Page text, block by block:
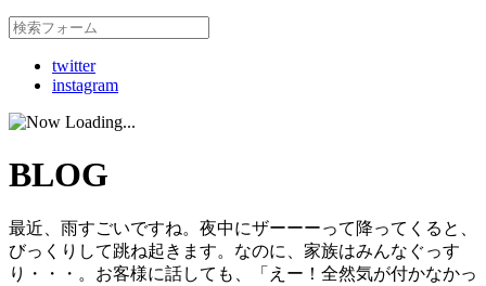
twitter
instagram
BLOG
最近、雨すごいですね。夜中にザーーーって降ってくると、
びっくりして跳ね起きます。なのに、家族はみんなぐっす
り・・・。お客様に話しても、「えー！全然気が付かなかっ